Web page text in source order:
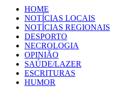
HOME
NOTÍCIAS LOCAIS
NOTÍCIAS REGIONAIS
DESPORTO
NECROLOGIA
OPINIÃO
SAÚDE/LAZER
ESCRITURAS
HUMOR